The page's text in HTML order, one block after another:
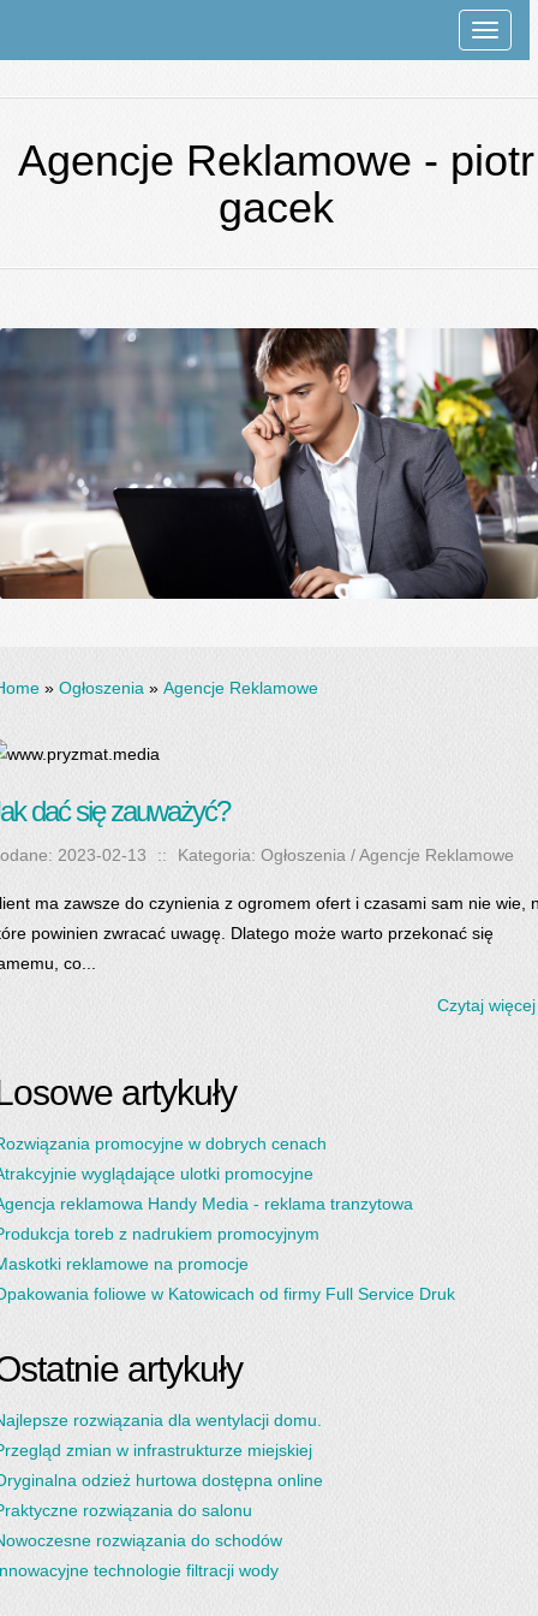
Rozwiń
Agencje Reklamowe - piotr
gacek
» Ogłoszenia » Agencje Reklamowe
dać się zauważyć?
2023-02-13 :: Kategoria: Ogłoszenia / Agencje Reklamowe
ma zawsze do czynienia z ogromem ofert i czasami sam nie wie,
powinien zwracać uwagę. Dlatego może warto przekonać się
co...
Czytaj
artykuły
promocyjne w dobrych cenach
wyglądające ulotki promocyjne
reklamowa Handy Media - reklama tranzytowa
toreb z nadrukiem promocyjnym
reklamowe na promocje
foliowe w Katowicach od firmy Full Service Druk
artykuły
rozwiązania dla wentylacji domu.
zmian w infrastrukturze miejskiej
odzież hurtowa dostępna online
rozwiązania do salonu
rozwiązania do schodów
technologie filtracji wody